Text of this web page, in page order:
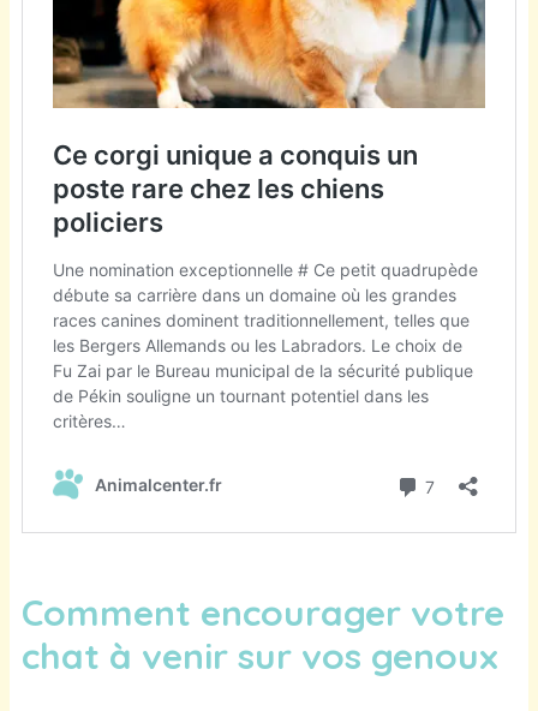
Comment encourager votre
chat à venir sur vos genoux